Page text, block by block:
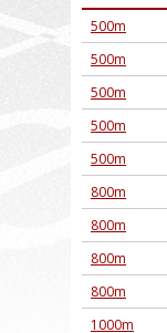
500m
500m
500m
500m
500m
800m
800m
800m
800m
1000m